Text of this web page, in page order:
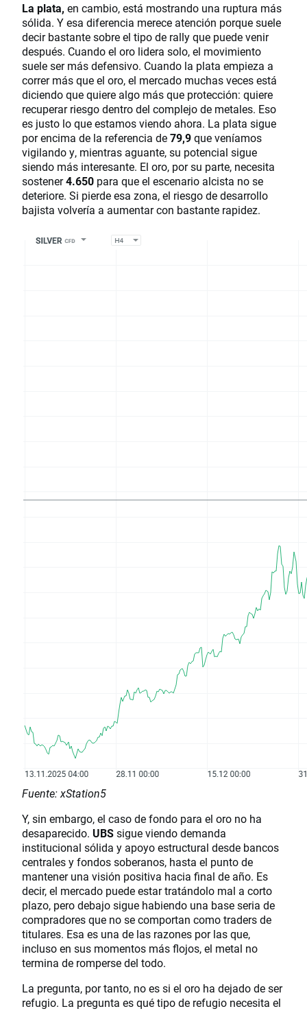
La plata, en cambio, está mostrando una ruptura más
sólida. Y esa diferencia merece atención porque suele
decir bastante sobre el tipo de rally que puede venir
después. Cuando el oro lidera solo, el movimiento
suele ser más defensivo. Cuando la plata empieza a
correr más que el oro, el mercado muchas veces está
diciendo que quiere algo más que protección: quiere
recuperar riesgo dentro del complejo de metales. Eso
es justo lo que estamos viendo ahora. La plata sigue
por encima de la referencia de79,9que veníamos
vigilando y, mientras aguante, su potencial sigue
siendo más interesante. El oro, por su parte, necesita
sostener4.650 para que el escenario alcista no se
deteriore. Si pierde esa zona, el riesgo de desarrollo
bajista volvería a aumentar con bastante rapidez.
Fuente: xStation5
Y, sin embargo, el caso de fondo para el oro no ha
desaparecido. UBSsigue viendo demanda
institucional sólida y apoyo estructural desde bancos
centrales y fondos soberanos, hasta el punto de
mantener una visión positiva hacia final de año. Es
decir, el mercado puede estar tratándolo mal a corto
plazo, pero debajo sigue habiendo una base seria de
compradores que no se comportan como traders de
titulares. Esa es una de las razones por las que,
incluso en sus momentos más flojos, el metal no
termina de romperse del todo.
La pregunta, por tanto, no es si el oro ha dejado de ser
refugio. La pregunta es qué tipo de refugio necesita el